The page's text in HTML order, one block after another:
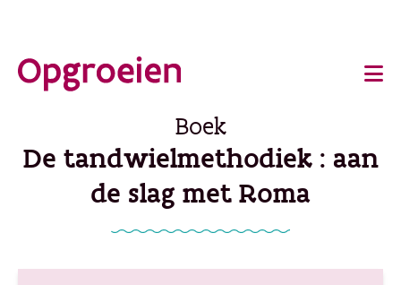
direct
Main
Boek
De tandwielmethodiek : aan
de slag met Roma